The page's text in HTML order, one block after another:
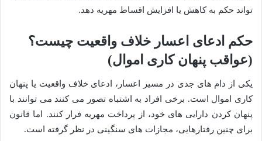
تواند حکم به کاهش یا افزایش اقساط مهریه دهد.
حکم ادعای اعسار خلاف واقعیت چیست؟
(عواقب پنهان کاری اموال)
یکی از دام های جدی در مسیر اعسار، ادعای خلاف واقعیت یا پنهان
کاری اموال است. برخی افراد به اشتباه تصور می کنند می توانند با
پنهان کردن دارایی های خود، از پرداخت مهریه فرار کنند. اما قانون
برای چنین رفتارهایی، مجازات های سنگینی در نظر گرفته است.